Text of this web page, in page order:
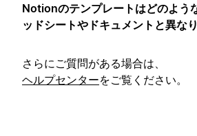
Notionのテンプレートはどのよう
ッドシートやドキュメントと異な
さらにご質問がある場合は、
ヘルプセンターをご覧ください。